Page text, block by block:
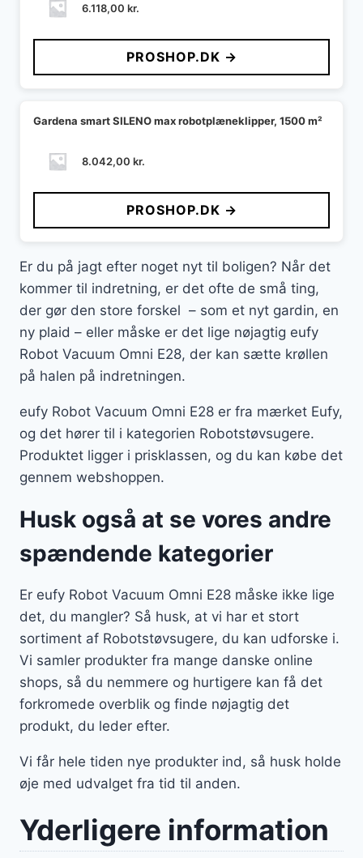
6.118,00 kr.
PROSHOP.DK →
Gardena smart SILENO max robotplæneklipper, 1500 m²
8.042,00 kr.
PROSHOP.DK →
Er du på jagt efter noget nyt til boligen? Når det
kommer til indretning, er det ofte de små ting,
der gør den store forskel – som et nyt gardin, en
ny plaid – eller måske er det lige nøjagtig eufy
Robot Vacuum Omni E28, der kan sætte krøllen
på halen på indretningen.
eufy Robot Vacuum Omni E28 er fra mærket Eufy,
og det hører til i kategorien Robotstøvsugere.
Produktet ligger i prisklassen, og du kan købe det
gennem webshoppen.
Husk også at se vores andre
spændende kategorier
Er eufy Robot Vacuum Omni E28 måske ikke lige
det, du mangler? Så husk, at vi har et stort
sortiment af Robotstøvsugere, du kan udforske i.
Vi samler produkter fra mange danske online
shops, så du nemmere og hurtigere kan få det
forkromede overblik og finde nøjagtig det
produkt, du leder efter.
Vi får hele tiden nye produkter ind, så husk holde
øje med udvalget fra tid til anden.
Yderligere information